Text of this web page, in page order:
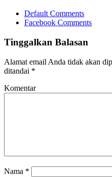
Default Comments
Facebook Comments
Tinggalkan Balasan
Alamat email Anda tidak akan
ditandai *
Komentar
Nama *